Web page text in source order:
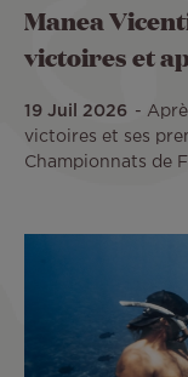
Manea
victoires et
19 Juil 2026
victoires et ses
Championnats de